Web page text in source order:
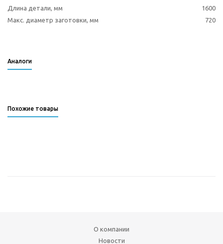
Длина детали, мм
1600
Макс. диаметр заготовки, мм
720
Аналоги
Похожие товары
О компании
Новости